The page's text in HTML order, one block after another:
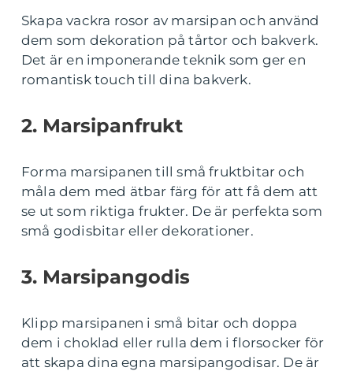
Skapa vackra rosor av marsipan och använd
dem som dekoration på tårtor och bakverk.
Det är en imponerande teknik som ger en
romantisk touch till dina bakverk.
2. Marsipanfrukt
Forma marsipanen till små fruktbitar och
måla dem med ätbar färg för att få dem att
se ut som riktiga frukter. De är perfekta som
små godisbitar eller dekorationer.
3. Marsipangodis
Klipp marsipanen i små bitar och doppa
dem i choklad eller rulla dem i florsocker för
att skapa dina egna marsipangodisar. De är